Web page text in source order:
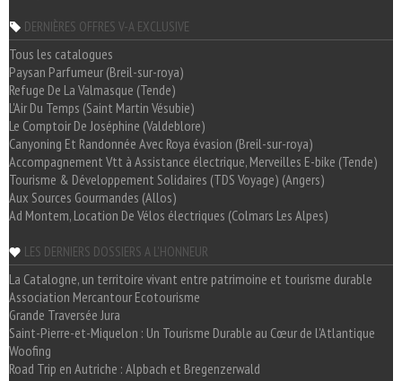
DERNIÈRES OFFRES V-A EXCLUSIVE
Tous les catalogues
Paysan Parfumeur (Breil-sur-roya)
Refuge De La Valmasque (Tende)
L'Air Du Temps (Saint Martin Vésubie)
Le Comptoir De Joséphine (Valdeblore)
Canyoning Et Randonnée Avec Roya évasion (Breil-sur-roya)
Accompagnement Vtt à Assistance électrique, Merveilles E-bike (Tende)
Tourisme & Développement Solidaires (TDS Voyage) (Angers)
Aux Sources Gourmandes (Allos)
Ad Montem, Location De Vélos électriques (Colmars Les Alpes)
LES DERNIERS DOSSIERS A L'HONNEUR
La Catalogne, un territoire vivant entre patrimoine et tourisme durable
Association Mercantour Ecotourisme
Grande Traversée Jura
Saint-Pierre-et-Miquelon : Un Tourisme Durable au Cœur de l'Atlantique
Woofing
Road Trip en Autriche : Alpbach et Bregenzerwald